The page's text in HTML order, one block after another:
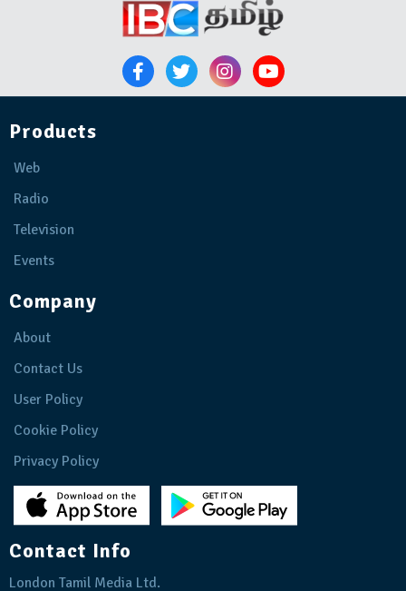
Products
Web
Radio
Television
Events
Company
About
Contact Us
User Policy
Cookie Policy
Privacy Policy
Contact Info
London Tamil Media Ltd.